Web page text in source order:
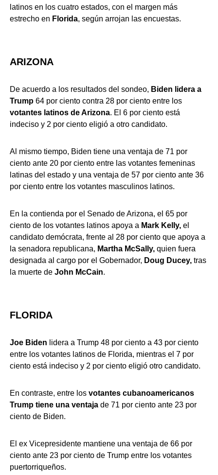
latinos en los cuatro estados, con el margen más
estrecho en Florida, según arrojan las encuestas.
ARIZONA
De acuerdo a los resultados del sondeo, Biden lidera a
Trump 64 por ciento contra 28 por ciento entre los
votantes latinos de Arizona. El 6 por ciento está
indeciso y 2 por ciento eligió a otro candidato.
Al mismo tiempo, Biden tiene una ventaja de 71 por
ciento ante 20 por ciento entre las votantes femeninas
latinas del estado y una ventaja de 57 por ciento ante 36
por ciento entre los votantes masculinos latinos.
En la contienda por el Senado de Arizona, el 65 por
ciento de los votantes latinos apoya a Mark Kelly, el
candidato demócrata, frente al 28 por ciento que apoya a
la senadora republicana, Martha McSally, quien fuera
designada al cargo por el Gobernador, Doug Ducey, tras
la muerte de John McCain.
FLORIDA
Joe Biden lidera a Trump 48 por ciento a 43 por ciento
entre los votantes latinos de Florida, mientras el 7 por
ciento está indeciso y 2 por ciento eligió otro candidato.
En contraste, entre los votantes cubanoamericanos
Trump tiene una ventaja de 71 por ciento ante 23 por
ciento de Biden.
El ex Vicepresidente mantiene una ventaja de 66 por
ciento ante 23 por ciento de Trump entre los votantes
puertorriqueños.